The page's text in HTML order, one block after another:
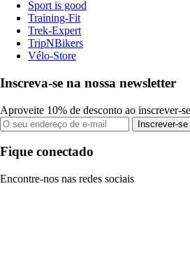
Sport is good
Training-Fit
Trek-Expert
TripNBikers
Vélo-Store
Inscreva-se na nossa newsletter
Aproveite 10% de desconto ao inscrever-
Inscrever-se
Fique conectado
Encontre-nos nas redes sociais